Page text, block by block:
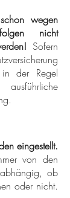
wegen
nicht
Sofern
in der Regel
eingestellt.
von den
ob
oder nicht.